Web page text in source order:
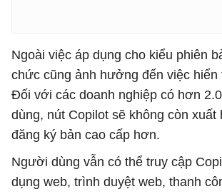
Ngoài việc áp dụng cho kiểu phiên
chức cũng ảnh hưởng đến việc hiển
Đối với các doanh nghiệp có hơn
dùng, nút Copilot sẽ không còn xuất
đăng ký bản cao cấp hơn.
Người dùng vẫn có thể truy cập
dụng web, trình duyệt web, thanh